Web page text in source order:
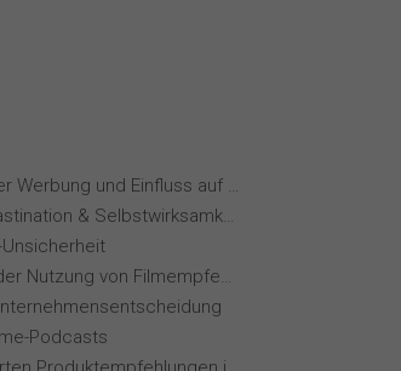
Wahrnehmung KI-generierter Werbung und Einfluss auf Markenvertrauen
Fernstudium: Stress, Prokrastination & Selbstwirksamkeit
Menschliches Erleben bei der Nutzung von Filmempfehlungssystemen
Podcasts